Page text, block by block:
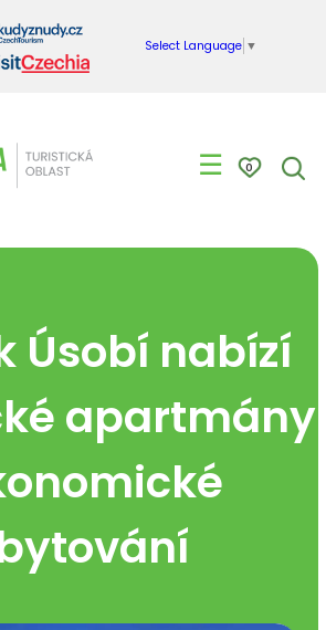
Select Language ▼
☰ 0
Úsobí nabízí
apartmány